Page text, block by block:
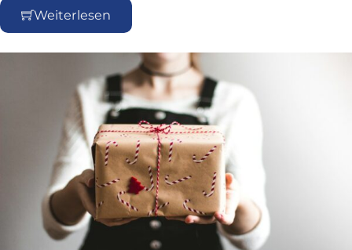
Weiterlesen